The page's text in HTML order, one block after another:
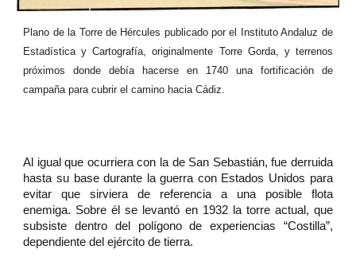
Plano de la Torre de Hércules publicado por el Instituto Andaluz de
Estadística y Cartografía, originalmente Torre Gorda, y terrenos
próximos donde debía hacerse en 1740 una fortificación de
campaña para cubrir el camino hacia Cádiz.
Al igual que ocurriera con la de San Sebastián, fue derruida
hasta su base durante la guerra con Estados Unidos para
evitar que sirviera de referencia a una posible flota
enemiga. Sobre él se levantó en 1932 la torre actual, que
subsiste dentro del polígono de experiencias “Costilla”,
dependiente del ejército de tierra.